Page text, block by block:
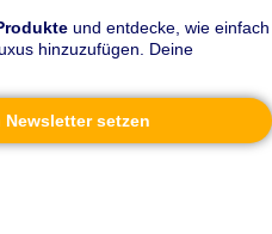
und entdecke, wie einfach
hinzuzufügen. Deine
setzen